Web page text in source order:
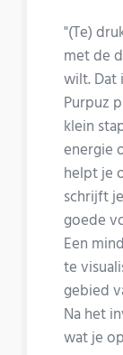
"(Te)
met de
wilt. Dat
Purpuz
klein
energie
helpt je
schrijft
goede
Een
te
gebied
Na het
wat je